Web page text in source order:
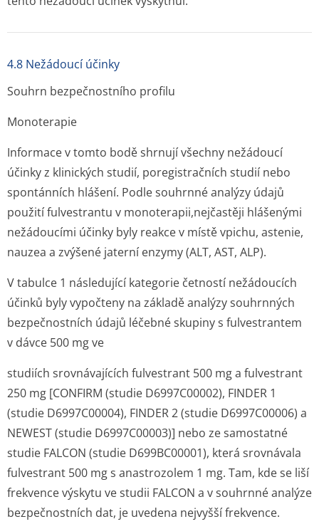
4.8 Nežádoucí účinky
Souhrn bezpečnostního profilu
Monoterapie
Informace v tomto bodě shrnují všechny nežádoucí
účinky z klinických studií, poregistračních studií nebo
spontánních hlášení. Podle souhrnné analýzy údajů
použití fulvestrantu v monoterapii,nej­častěji hlášenými
nežádoucími účinky byly reakce v místě vpichu, astenie,
nauzea a zvýšené jaterní enzymy (ALT, AST, ALP).
V tabulce 1 následující kategorie četností nežádoucích
účinků byly vypočteny na základě analýzy souhrnných
bezpečnostních údajů léčebné skupiny s fulvestrantem
v dávce 500 mg ve
studiích srovnávajících fulvestrant 500 mg a fulvestrant
250 mg [CONFIRM (studie D6997C00002), FINDER 1
(studie D6997C00004), FINDER 2 (studie D6997C00006) a
NEWEST (studie D6997C00003)] nebo ze samostatné
studie FALCON (studie D699BC00001), která srovnávala
fulvestrant 500 mg s anastrozolem 1 mg. Tam, kde se liší
frekvence výskytu ve studii FALCON a v souhrnné analýze
bezpečnostních dat, je uvedena nejvyšší frekvence.